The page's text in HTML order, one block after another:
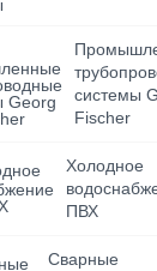
системы
Fischer
Холодное
ПВХ
Сварные